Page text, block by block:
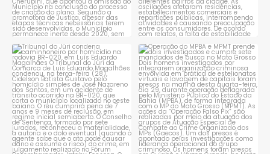
Tribunal do Júri condena
caminhoneiro por...
1 0
Operação do MPBA e MPMT
prende dois investigados e...
1 0